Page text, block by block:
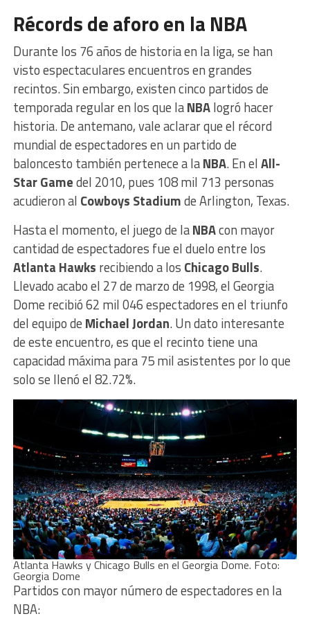
Récords de aforo en la NBA
Durante los 76 años de historia en la liga, se han
visto espectaculares encuentros en grandes
recintos. Sin embargo, existen cinco partidos de
temporada regular en los que laNBAlogró hacer
historia. De antemano, vale aclarar que el récord
mundial de espectadores en un partido de
baloncesto también pertenece a laNBA. En elAll-
Star Gamedel 2010, pues 108 mil 713 personas
acudieron al Cowboys Stadiumde Arlington, Texas.
Hasta el momento, el juego de laNBAcon mayor
cantidad de espectadores fue el duelo entre los
Atlanta Hawks recibiendo a los Chicago Bulls.
Llevado acabo el 27 de marzo de 1998, el Georgia
Dome recibió 62 mil 046 espectadores en el triunfo
del equipo de Michael Jordan. Un dato interesante
de este encuentro, es que el recinto tiene una
capacidad máxima para 75 mil asistentes por lo que
solo se llenó el 82.72%.
Atlanta Hawks y Chicago Bulls en el Georgia Dome. Foto:
Georgia Dome
Partidos con mayor número de espectadores en la
NBA: